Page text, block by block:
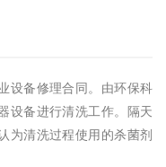
设备修理合同。由环保科
设备进行清洗工作。隔天
为清洗过程使用的杀菌剂